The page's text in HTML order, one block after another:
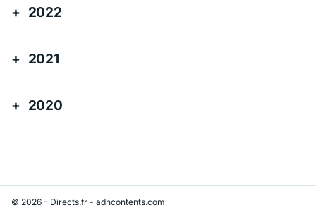
2022
2021
2020
© 2026 - Directs.fr - adncontents.com